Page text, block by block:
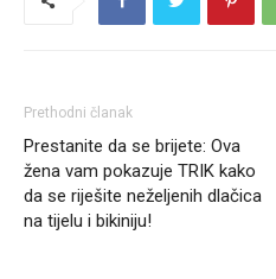
Prethodni članak
Prestanite da se brijete: Ova
žena vam pokazuje TRIK kako
da se riješite neželjenih dlačica
na tijelu i bikiniju!